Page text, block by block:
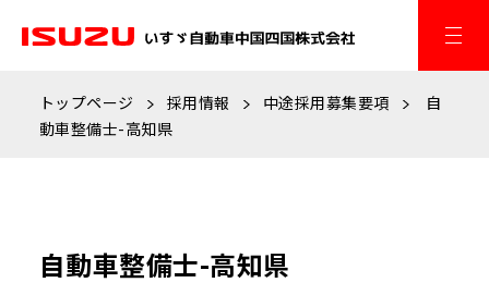
トップページ 採用情報 中途採用募集要項
自
動車整備士-高知県
自動車整備士-高知県